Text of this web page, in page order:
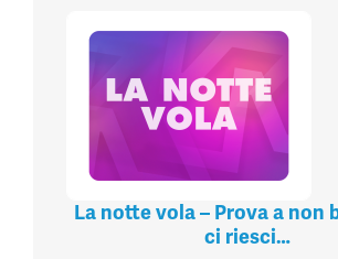
La notte vola – Prova a non
ci riesci…